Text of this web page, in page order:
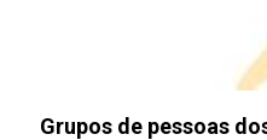
Grupos de pessoas